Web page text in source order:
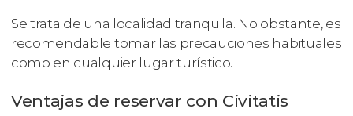
Se trata de una localidad tranquila. No obstante, es
recomendable tomar las precauciones habituales
como en cualquier lugar turístico.
Ventajas de reservar con Civitatis